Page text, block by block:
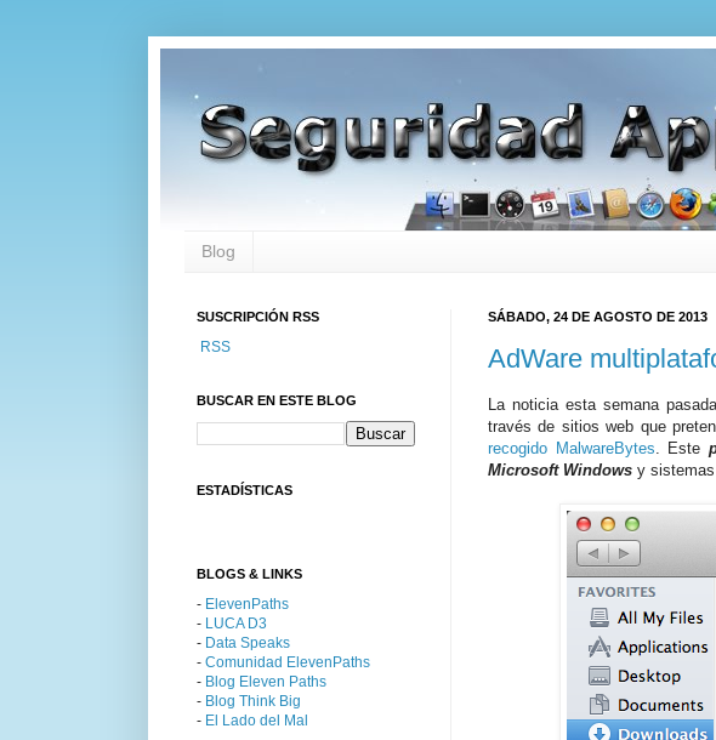
Blog
SÁBADO, 24 DE AGOSTO DE 2013
AdWare
La noticia esta semana
través de sitios web que
recogido MalwareBytes. Este
Microsoft Windows y sistemas
SUSCRIPCIÓN RSS
RSS
BUSCAR EN ESTE BLOG
ESTADÍSTICAS
BLOGS & LINKS
- ElevenPaths
- LUCA D3
- Data Speaks
- Comunidad ElevenPaths
- Blog Eleven Paths
- Blog Think Big
- El Lado del Mal